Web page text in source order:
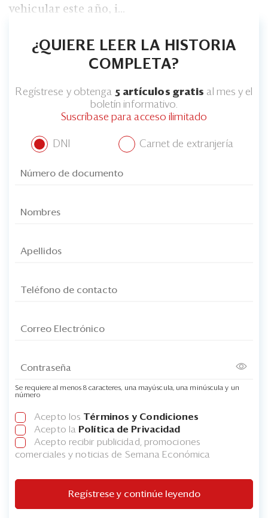
vehicular este año, i...
¿QUIERE LEER LA HISTORIA
COMPLETA?
Regístrese y obtenga 5 artículos gratis al mes y el
boletín informativo.
Suscríbase para acceso ilimitado
DNI Carnet de extranjería
Se requiere al menos 8 caracteres, una mayúscula, una minúscula y un
número
Acepto los Términos y Condiciones
Acepto la Política de Privacidad
Acepto recibir publicidad, promociones
comerciales y noticias de Semana Económica
Regístrese y continúe leyendo